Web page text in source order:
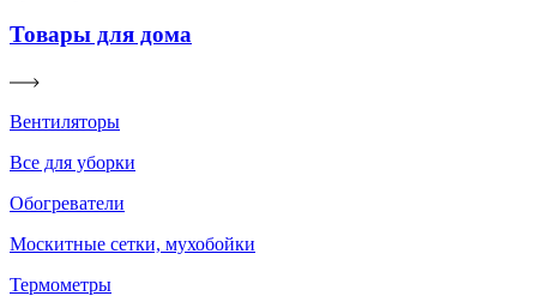
Товары для дома
Вентиляторы
Все для уборки
Обогреватели
Москитные сетки, мухобойки
Термометры